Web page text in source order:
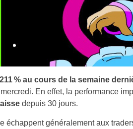
211 % au cours de la semaine
En effet, la performance
depuis 30 jours.
échappent généralement aux